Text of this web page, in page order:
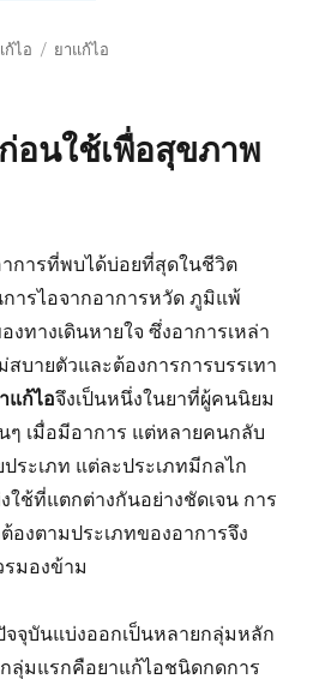
ด
ก้ไอ
ป้าย
ยาแก้ไอ
อนใช้เพื่อสุขภาพ
การที่พบได้บ่อยที่สุดในชีวิต
การไอจากอาการหวัด ภูมิแพ้
งทางเดินหายใจ ซึ่งอาการเหล่า
บายตัวและต้องการการบรรเทา
แก้ไอจึงเป็นหนึ่งในยาที่ผู้คนนิยม
ๆ เมื่อมีอาการ แต่หลายคนกลับ
ระเภท แต่ละประเภทมีกลไก
ช้ที่แตกต่างกันอย่างชัดเจน การ
องตามประเภทของอาการจึง
มองข้าม
จุบันแบ่งออกเป็นหลายกลุ่มหลัก
ลุ่มแรกคือยาแก้ไอชนิดกดการ